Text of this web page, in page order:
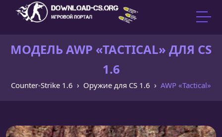
МОДЕЛЬ AWP «TACTICAL» ДЛЯ CS
1.6
Counter-Strike 1.6 Оружие для CS 1.6 AWP «Tactical»